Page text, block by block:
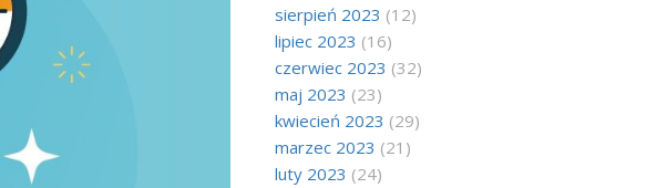
sierpień 2023 (12)
lipiec 2023 (16)
czerwiec 2023 (32)
maj 2023 (23)
kwiecień 2023 (29)
marzec 2023 (21)
luty 2023 (24)